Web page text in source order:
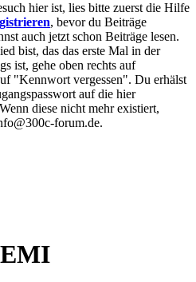
hier ist, lies bitte zuerst die Hilfe
, bevor du Beiträge
auch jetzt schon Beiträge lesen.
bist, das das erste Mal in der
ist, gehe oben rechts auf
"Kennwort vergessen". Du erhälst
auf die hier
diese nicht mehr existiert,
forum.de.